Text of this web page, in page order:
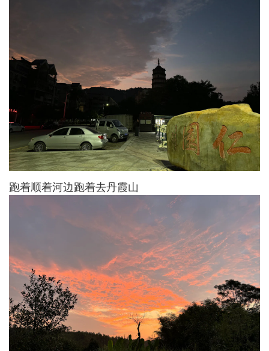
跑着顺着河边跑着去丹霞山